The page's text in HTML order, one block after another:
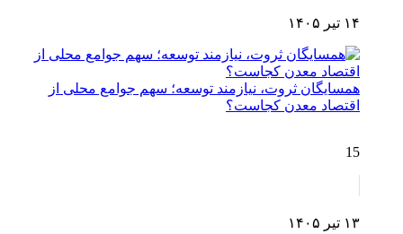
۱۴ تیر ۱۴۰۵
همسایگان ثروت، نیازمند توسعه؛ سهم جوامع محلی از
اقتصاد معدن کجاست؟
15
۱۳ تیر ۱۴۰۵